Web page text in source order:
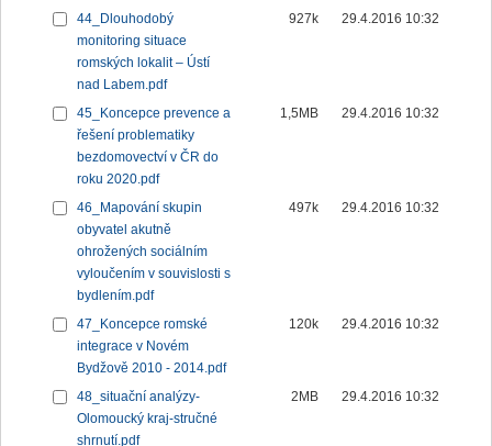
44_Dlouhodobý
monitoring situace
romských lokalit – Ústí
nad Labem.pdf
927k 29.4.2016 10:32
45_Koncepce prevence a
řešení problematiky
bezdomovectví v ČR do
roku 2020.pdf
1,5MB 29.4.2016 10:32
46_Mapování skupin
obyvatel akutně
ohrožených sociálním
vyloučením v souvislosti s
bydlením.pdf
497k 29.4.2016 10:32
47_Koncepce romské
integrace v Novém
Bydžově 2010 - 2014.pdf
120k 29.4.2016 10:32
48_situační analýzy-
Olomoucký kraj-stručné
shrnutí.pdf
2MB 29.4.2016 10:32